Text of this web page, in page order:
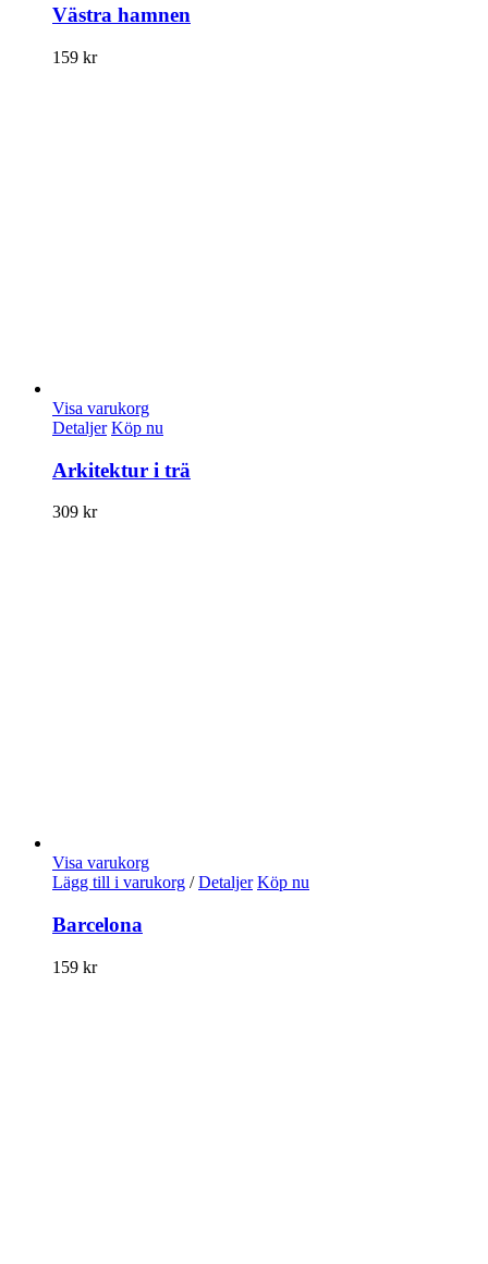
Västra hamnen
159 kr
Visa varukorg
Detaljer Köp nu
Arkitektur i trä
309 kr
Visa varukorg
Lägg till i varukorg / Detaljer Köp nu
Barcelona
159 kr